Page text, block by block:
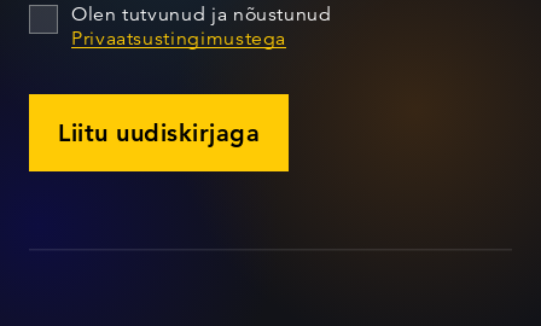
Olen tutvunud ja nõustunud
Privaatsustingimustega
Liitu uudiskirjaga